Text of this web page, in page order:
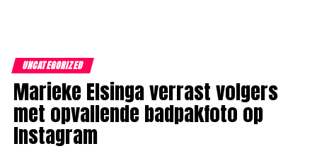
UNCATEGORIZED
Marieke Elsinga verrast volgers
met opvallende badpakfoto op
Instagram